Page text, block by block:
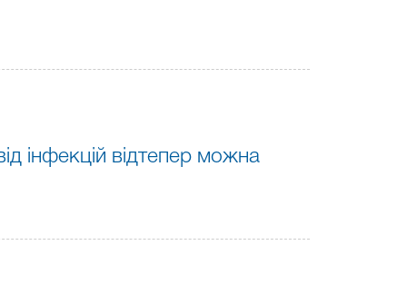
інфекцій відтепер можна